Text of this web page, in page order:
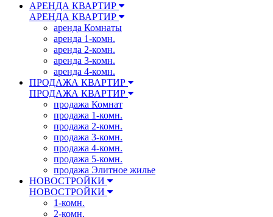
АРЕНДА КВАРТИР
АРЕНДА КВАРТИР
аренда Комнаты
аренда 1-комн.
аренда 2-комн.
аренда 3-комн.
аренда 4-комн.
ПРОДАЖА КВАРТИР
ПРОДАЖА КВАРТИР
продажа Комнат
продажа 1-комн.
продажа 2-комн.
продажа 3-комн.
продажа 4-комн.
продажа 5-комн.
продажа Элитное жилье
НОВОСТРОЙКИ
НОВОСТРОЙКИ
1-комн.
2-комн.